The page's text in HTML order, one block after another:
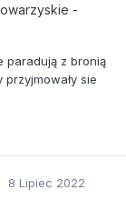
-
paradują z bronią
sie
8 Lipiec 2022